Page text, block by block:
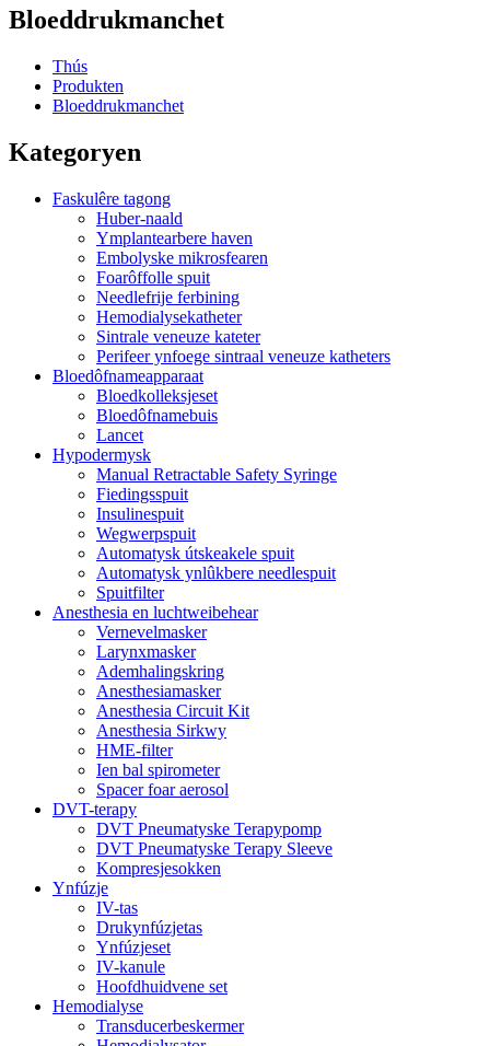
Bloeddrukmanchet
Thús
Produkten
Bloeddrukmanchet
Kategoryen
Faskulêre tagong
Huber-naald
Ymplantearbere haven
Embolyske mikrosfearen
Foarôffolle spuit
Needlefrije ferbining
Hemodialysekatheter
Sintrale veneuze kateter
Perifeer ynfoege sintraal veneuze katheters
Bloedôfnameapparaat
Bloedkolleksjeset
Bloedôfnamebuis
Lancet
Hypodermysk
Manual Retractable Safety Syringe
Fiedingsspuit
Insulinespuit
Wegwerpspuit
Automatysk útskeakele spuit
Automatysk ynlûkbere needlespuit
Spuitfilter
Anesthesia en luchtweibehear
Vernevelmasker
Larynxmasker
Ademhalingskring
Anesthesiamasker
Anesthesia Circuit Kit
Anesthesia Sirkwy
HME-filter
Ien bal spirometer
Spacer foar aerosol
DVT-terapy
DVT Pneumatyske Terapypomp
DVT Pneumatyske Terapy Sleeve
Kompresjesokken
Ynfúzje
IV-tas
Drukynfúzjetas
Ynfúzjeset
IV-kanule
Hoofdhuidvene set
Hemodialyse
Transducerbeskermer